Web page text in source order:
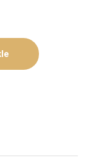
Kolye quantity